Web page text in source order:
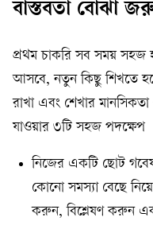
বাস্তবতা বোঝা
প্রথম চাকরি সব সময় সহজ
আসবে, নতুন কিছু শিখতে
রাখা এবং শেখার
যাওয়ার ৩টি সহজ পদক্ষেপ
নিজের একটি ছোট
কোনো সমস্যা বেছে
করুন, বিশ্লেষণ করুন